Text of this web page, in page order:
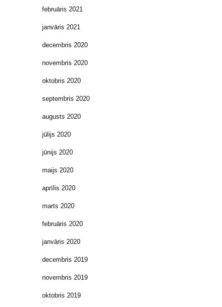
februāris 2021
janvāris 2021
decembris 2020
novembris 2020
oktobris 2020
septembris 2020
augusts 2020
jūlijs 2020
jūnijs 2020
maijs 2020
aprīlis 2020
marts 2020
februāris 2020
janvāris 2020
decembris 2019
novembris 2019
oktobris 2019